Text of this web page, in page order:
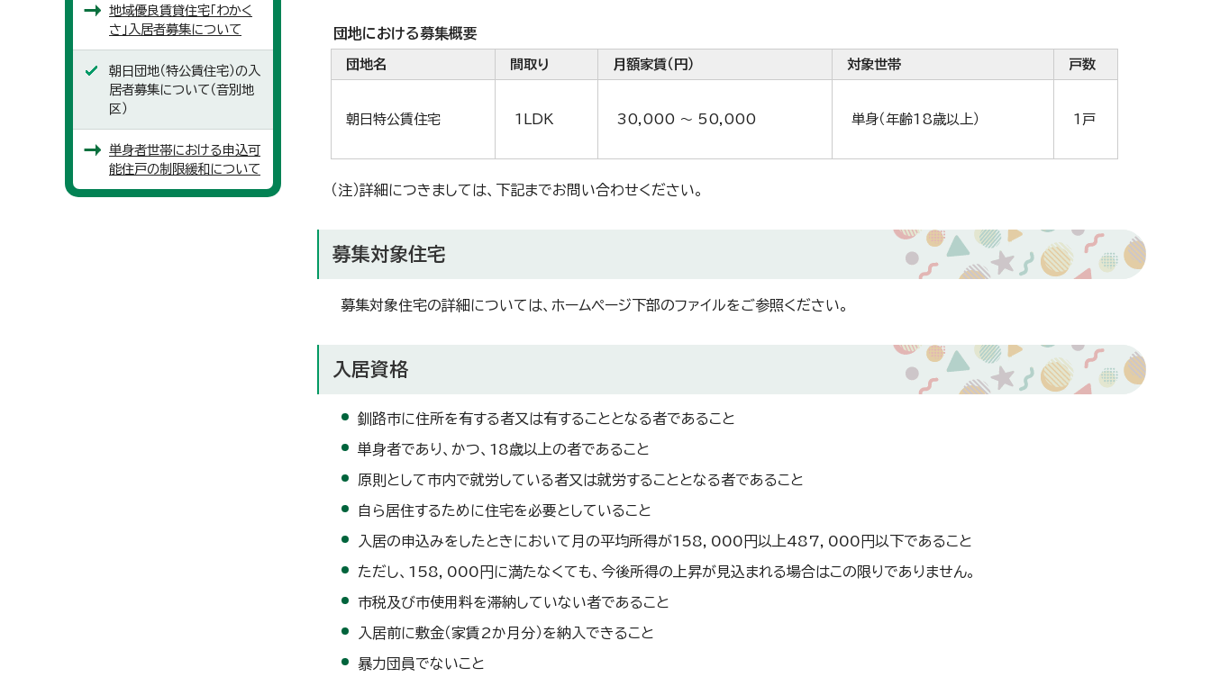
団地における募集概要
団地名 間取り 月額家賃（円） 対象世帯 戸数
朝日特公賃住宅 1LDK 30,000 ～ 50,000 単身（年齢18歳以上） 1戸
（注）詳細につきましては、下記までお問い合わせください。
募集対象住宅
募集対象住宅の詳細については、ホームページ下部のファイルをご参照ください。
入居資格
釧路市に住所を有する者又は有することとなる者であること
単身者であり、かつ、18歳以上の者であること
原則として市内で就労している者又は就労することとなる者であること
自ら居住するために住宅を必要としていること
入居の申込みをしたときにおいて月の平均所得が158，000円以上487，000円以下であること
ただし、158，000円に満たなくても、今後所得の上昇が見込まれる場合はこの限りでありません。
市税及び市使用料を滞納していない者であること
入居前に敷金（家賃2か月分）を納入できること
暴力団員でないこと
地域優良賃貸住宅「わかく
さ」入居者募集について
朝日団地（特公賃住宅）の入
居者募集について（音別地
区）
単身者世帯における申込可
能住戸の制限緩和について